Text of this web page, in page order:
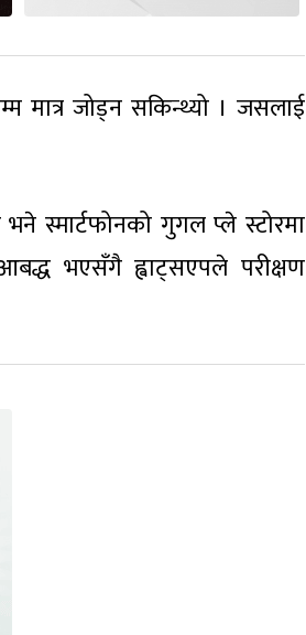
मात्र जोड्न सकिन्थ्यो । जसलाई
स्मार्टफोनको गुगल प्ले स्टोरमा
भएसँगै ह्वाट्सएपले परीक्षण